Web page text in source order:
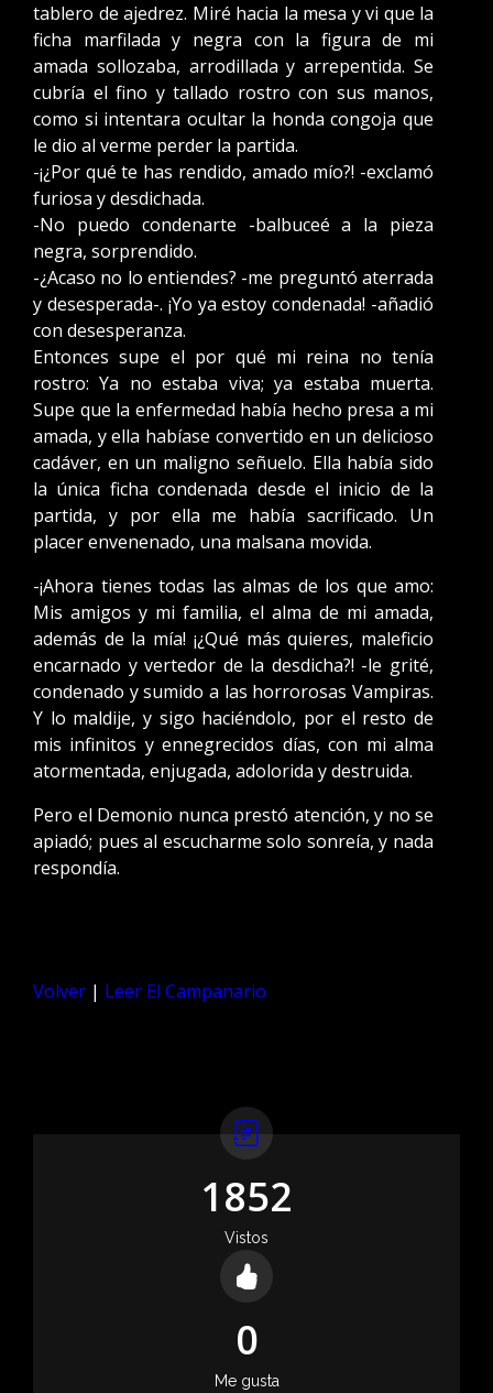
tablero de ajedrez. Miré hacia la mesa y vi que la
ficha marfilada y negra con la figura de mi
amada sollozaba, arrodillada y arrepentida. Se
cubría el fino y tallado rostro con sus manos,
como si intentara ocultar la honda congoja que
le dio al verme perder la partida.
-¡¿Por qué te has rendido, amado mío?! -exclamó
furiosa y desdichada.
-No puedo condenarte -balbuceé a la pieza
negra, sorprendido.
-¿Acaso no lo entiendes? -me preguntó aterrada
y desesperada-. ¡Yo ya estoy condenada! -añadió
con desesperanza.
Entonces supe el por qué mi reina no tenía
rostro: Ya no estaba viva; ya estaba muerta.
Supe que la enfermedad había hecho presa a mi
amada, y ella habíase convertido en un delicioso
cadáver, en un maligno señuelo. Ella había sido
la única ficha condenada desde el inicio de la
partida, y por ella me había sacrificado. Un
placer envenenado, una malsana movida.
-¡Ahora tienes todas las almas de los que amo:
Mis amigos y mi familia, el alma de mi amada,
además de la mía! ¡¿Qué más quieres, maleficio
encarnado y vertedor de la desdicha?! -le grité,
condenado y sumido a las horrorosas Vampiras.
Y lo maldije, y sigo haciéndolo, por el resto de
mis infinitos y ennegrecidos días, con mi alma
atormentada, enjugada, adolorida y destruida.
Pero el Demonio nunca prestó atención, y no se
apiadó; pues al escucharme solo sonreía, y nada
respondía.
Volver | Leer El Campanario
1852
Vistos
0
Me gusta